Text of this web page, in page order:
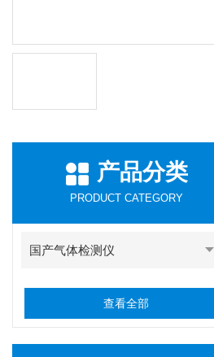
产品分类
PRODUCT CATEGORY
国产气体检测仪
查看全部